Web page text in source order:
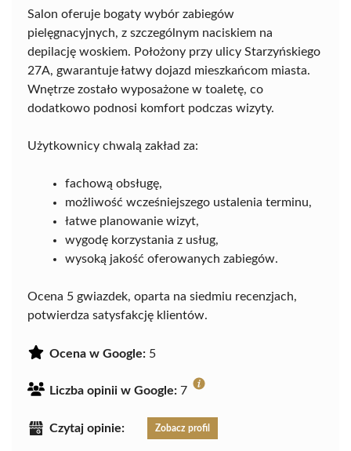
Salon oferuje bogaty wybór zabiegów
pielęgnacyjnych, z szczególnym naciskiem na
depilację woskiem. Położony przy ulicy Starzyńskiego
27A, gwarantuje łatwy dojazd mieszkańcom miasta.
Wnętrze zostało wyposażone w toaletę, co
dodatkowo podnosi komfort podczas wizyty.
Użytkownicy chwalą zakład za:
fachową obsługę,
możliwość wcześniejszego ustalenia terminu,
łatwe planowanie wizyt,
wygodę korzystania z usług,
wysoką jakość oferowanych zabiegów.
Ocena 5 gwiazdek, oparta na siedmiu recenzjach,
potwierdza satysfakcję klientów.
Ocena w Google: 5
Liczba opinii w Google: 7
Czytaj opinie: Zobacz profil